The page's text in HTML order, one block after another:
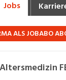
Jobs
ALS JOBABO